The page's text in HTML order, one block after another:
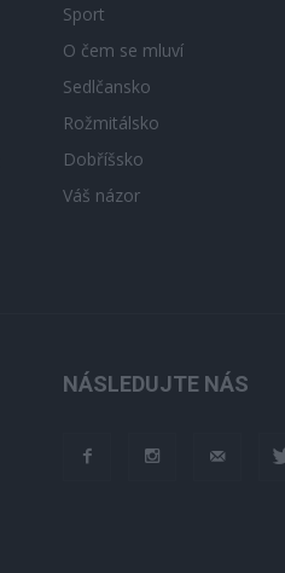
Sport
O čem se mluví
Sedlčansko
Rožmitálsko
Dobříšsko
Váš názor
NÁSLEDUJTE NÁS